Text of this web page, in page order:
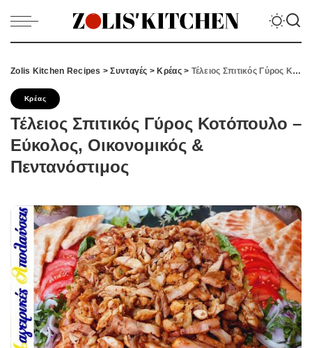
Zolis Kitchen Recipes >Συνταγές > Κρέας> Τέλειος Σπιτικός Γύρος Κοτόπουλο – Εύκολος, Οικονομικός & Πεντανόστιμος
Κρέας
Τέλειος Σπιτικός Γύρος Κοτόπουλο –
Εύκολος, Οικονομικός &
Πεντανόστιμος